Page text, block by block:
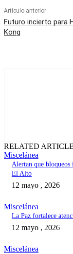
Artículo anterior
Futuro incierto para
Kong
RELATED
Miscelánea
Alertan que bloqueos
El Alto
12 mayo , 2026
Miscelánea
La Paz fortalece
12 mayo , 2026
Miscelánea